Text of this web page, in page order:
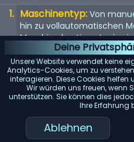
Deine
Unsere Website verwendet keine
Analytics-Cookies, um zu
interagieren. Diese Cookies helfen
Wir würden uns freuen, wenn
unterstützen. Sie können dies
Ihre Erfahrung
Ablehnen
Maschinentyp: Von
hin zu vollautomatischen
Maschine bestimmt, wie
Brühvorgang haben.
Qualität der Mühle: Eine
entscheidend sein.
einem hochwertigen
Wasserspeicher:
Wassertanks. Ein größerer
Nachfüllen, was besonders